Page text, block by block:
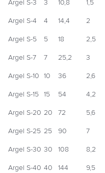
Argel S-3 3 10,8 1,5
Argel S-4 4 14,4 2
Argel S-5 5 18 2,5
Argel S-7 7 25,2 3
Argel S-10 10 36 2,6
Argel S-15 15 54 4,2
Argel S-20 20 72 5,6
Argel S-25 25 90 7
Argel S-30 30 108 8,2
Argel S-40 40 144 9,5